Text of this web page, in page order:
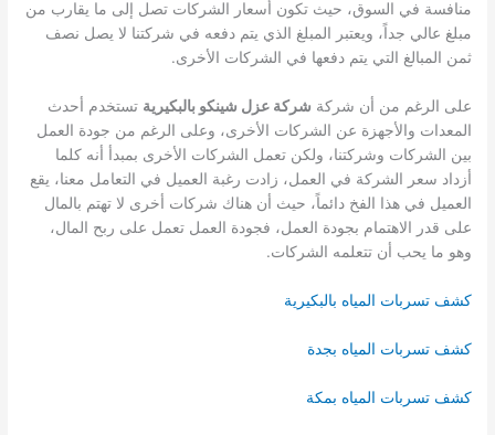
منافسة في السوق، حيث تكون أسعار الشركات تصل إلى ما يقارب من
مبلغ عالي جداً، ويعتبر المبلغ الذي يتم دفعه في شركتنا لا يصل نصف
ثمن المبالغ التي يتم دفعها في الشركات الأخرى.
على الرغم من أن شركة شركة عزل شينكو بالبكيرية تستخدم أحدث
المعدات والأجهزة عن الشركات الأخرى، وعلى الرغم من جودة العمل
بين الشركات وشركتنا، ولكن تعمل الشركات الأخرى بمبدأ أنه كلما
أزداد سعر الشركة في العمل، زادت رغبة العميل في التعامل معنا، يقع
العميل في هذا الفخ دائماً، حيث أن هناك شركات أخرى لا تهتم بالمال
على قدر الاهتمام بجودة العمل، فجودة العمل تعمل على ربح المال،
وهو ما يحب أن تتعلمه الشركات.
كشف تسربات المياه بالبكيرية
كشف تسربات المياه بجدة
كشف تسربات المياه بمكة